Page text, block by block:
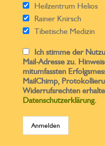
Heilzentrum Helios
Rainer Knirsch
Tibetische Medizin
Ich stimme der
Mail-Adresse zu.
mitumfassten
MailChimp,
Widerrufsrechten
Datenschutzerklärung.